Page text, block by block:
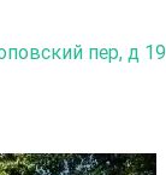
пер, д